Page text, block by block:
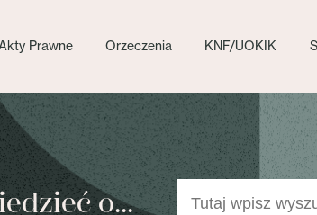
Prawne Orzeczenia KNF/UOKIK
o...